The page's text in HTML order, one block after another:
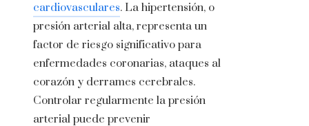
cardiovasculares. La hipertensión, o
presión arterial alta, representa un
factor de riesgo significativo para
enfermedades coronarias, ataques al
corazón y derrames cerebrales.
Controlar regularmente la presión
arterial puede prevenir